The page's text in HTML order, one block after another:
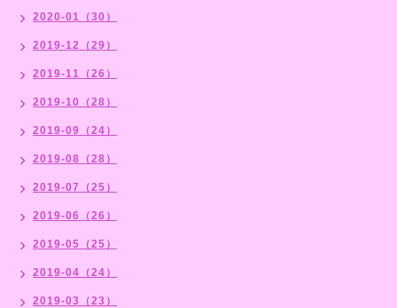
2020-01（30）
2019-12（29）
2019-11（26）
2019-10（28）
2019-09（24）
2019-08（28）
2019-07（25）
2019-06（26）
2019-05（25）
2019-04（24）
2019-03（23）